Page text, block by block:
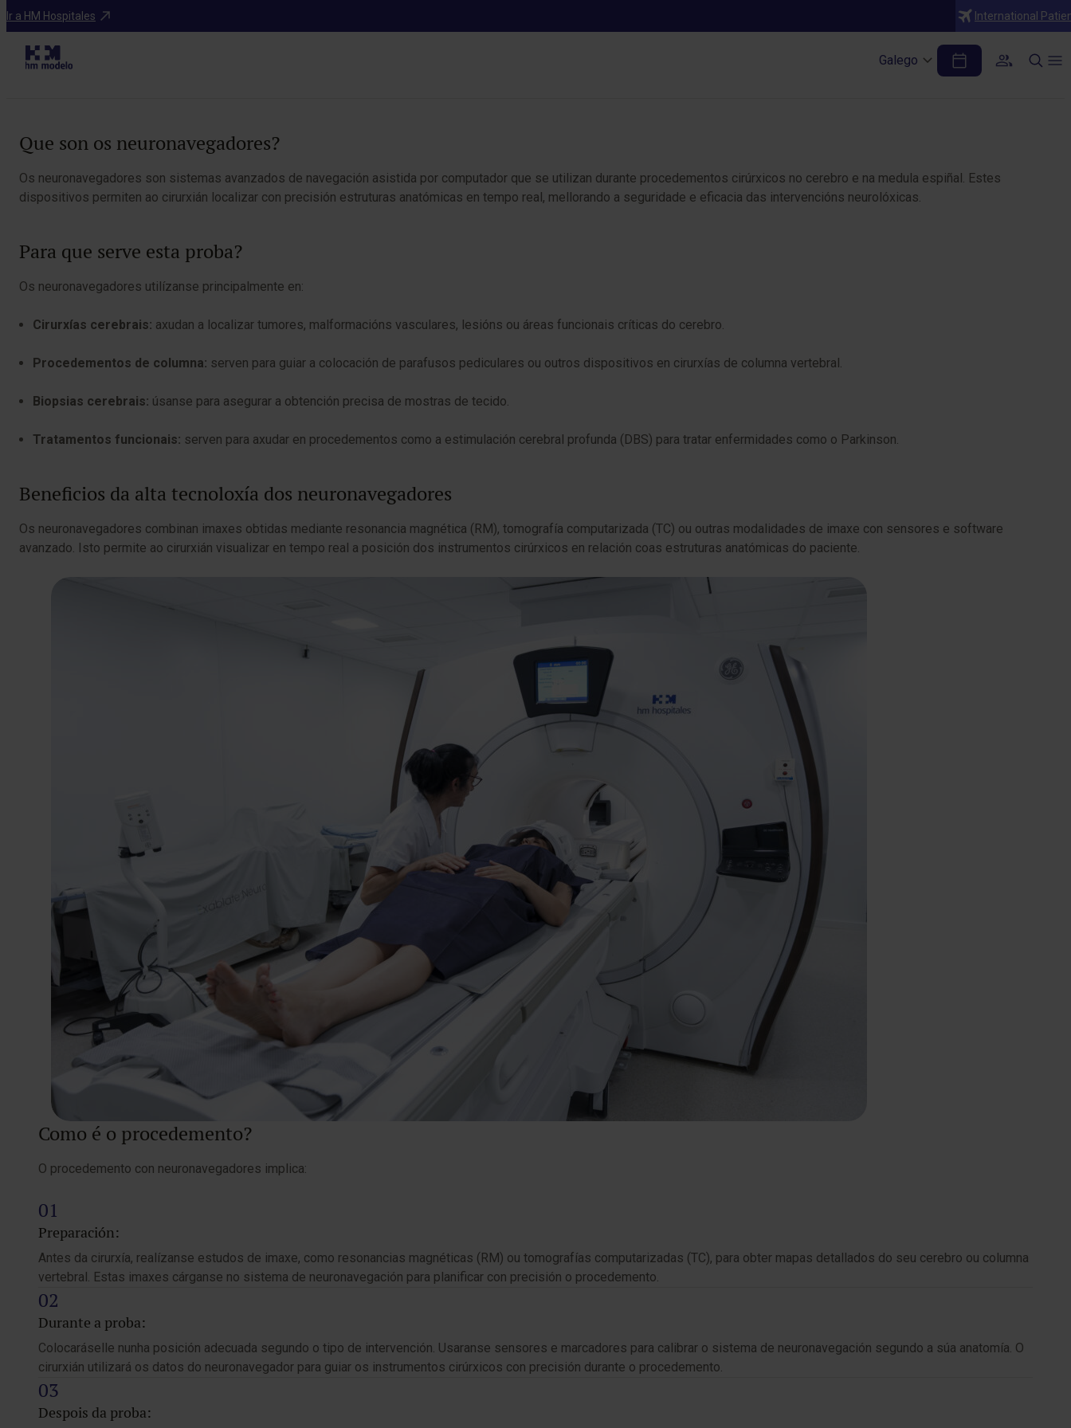
Ir a HM Hospitales International
Galego
Diagnósticos
Neuronavegadores
Que son os neuronavegadores?
Os neuronavegadores son sistemas avanzados de navegación asistida por computador que se utilizan durante procedementos cirúrxicos no cerebro e na medula espiñal. Estes
dispositivos permiten ao cirurxián localizar con precisión estruturas anatómicas en tempo real, mellorando a seguridade e eficacia das intervencións neurolóxicas.
Para que serve esta proba?
Os neuronavegadores utilízanse principalmente en:
Cirurxías cerebrais: axudan a localizar tumores, malformacións vasculares, lesións ou áreas funcionais críticas do cerebro.
Procedementos de columna: serven para guiar a colocación de parafusos pediculares ou outros dispositivos en cirurxías de columna vertebral.
Biopsias cerebrais: úsanse para asegurar a obtención precisa de mostras de tecido.
Tratamentos funcionais: serven para axudar en procedementos como a estimulación cerebral profunda (DBS) para tratar enfermidades como o Parkinson.
Beneficios da alta tecnoloxía dos neuronavegadores
Os neuronavegadores combinan imaxes obtidas mediante resonancia magnética (RM), tomografía computarizada (TC) ou outras modalidades de imaxe con sensores e software
avanzado. Isto permite ao cirurxián visualizar en tempo real a posición dos instrumentos cirúrxicos en relación coas estruturas anatómicas do paciente.
Como é o procedemento?
O procedemento con neuronavegadores implica:
Preparación:
Antes da cirurxía, realízanse estudos de imaxe, como resonancias magnéticas (RM) ou tomografías computarizadas (TC), para obter mapas detallados do seu cerebro ou columna
vertebral. Estas imaxes cárganse no sistema de neuronavegación para planificar con precisión o procedemento.
Durante a proba:
Colocaráselle nunha posición adecuada segundo o tipo de intervención. Usaranse sensores e marcadores para calibrar o sistema de neuronavegación segundo a súa anatomía. O
cirurxián utilizará os datos do neuronavegador para guiar os instrumentos cirúrxicos con precisión durante o procedemento.
Despois da proba: